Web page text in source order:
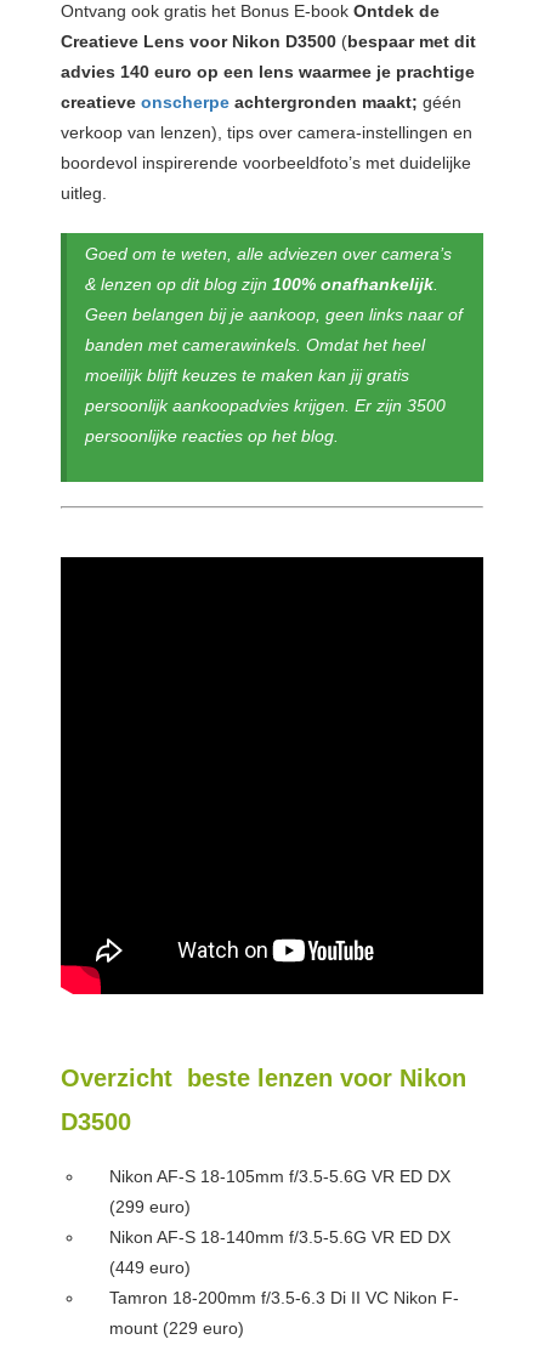
Ontvang ook gratis het Bonus E-book Ontdek de
Creatieve Lens voor Nikon D3500 (bespaar met dit
advies 140 euro op een lens waarmee je prachtige
creatieve onscherpe achtergronden maakt; géén
verkoop van lenzen), tips over camera-instellingen en
boordevol inspirerende voorbeeldfoto’s met duidelijke
uitleg.
Goed om te weten, alle adviezen over camera’s
& lenzen op dit blog zijn 100% onafhankelijk.
Geen belangen bij je aankoop, geen links naar of
banden met camerawinkels. Omdat het heel
moeilijk blijft keuzes te maken kan jij gratis
persoonlijk aankoopadvies krijgen. Er zijn 3500
persoonlijke reacties op het blog.
Overzicht beste lenzen voor Nikon
D3500
Nikon AF-S 18-105mm f/3.5-5.6G VR ED DX
(299 euro)
Nikon AF-S 18-140mm f/3.5-5.6G VR ED DX
(449 euro)
Tamron 18-200mm f/3.5-6.3 Di II VC Nikon F-
mount (229 euro)